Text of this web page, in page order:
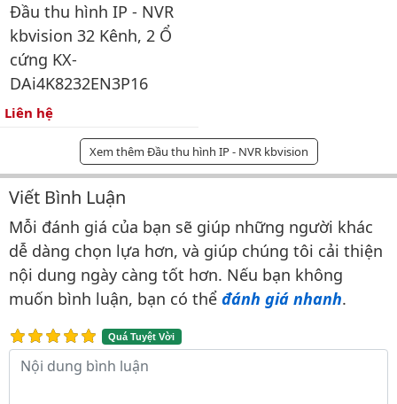
Đầu thu hình IP - NVR
kbvision 32 Kênh, 2 Ổ
cứng KX-
DAi4K8232EN3P16
Liên hệ
Xem thêm Đầu thu hình IP - NVR kbvision
Bình luận & Đánh giá
Viết Bình Luận
Mỗi đánh giá của bạn sẽ giúp những người khác
dễ dàng chọn lựa hơn, và giúp chúng tôi cải thiện
nội dung ngày càng tốt hơn. Nếu bạn không
muốn bình luận, bạn có thể đánh giá nhanh.
Quá Tuyệt Vời
Nội dung bình luận